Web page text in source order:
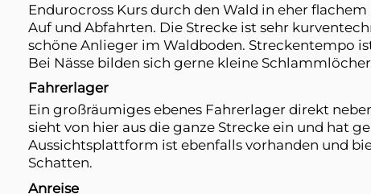
Endurocross Kurs durch den Wald in eher
Auf und Abfahrten. Die Strecke ist sehr
schöne Anlieger im Waldboden. Streckentempo
Bei Nässe bilden sich gerne kleine
Fahrerlager
Ein großräumiges ebenes Fahrerlager direkt
sieht von hier aus die ganze Strecke ein und hat
Aussichtsplattform ist ebenfalls vorhanden und
Schatten.
Anreise